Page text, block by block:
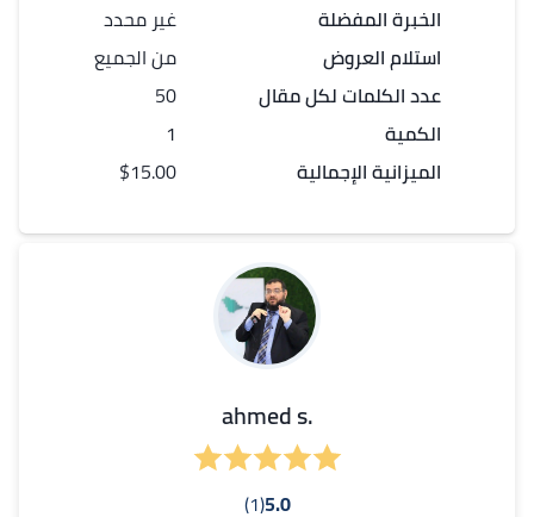
الخبرة المفضلة
استلام العروض
عدد الكلمات لكلمقال
الكمية
الميزانية الإجمالية
غير محدد
من الجميع
50
1
$15.00
.ahmed s
5.0
(1)